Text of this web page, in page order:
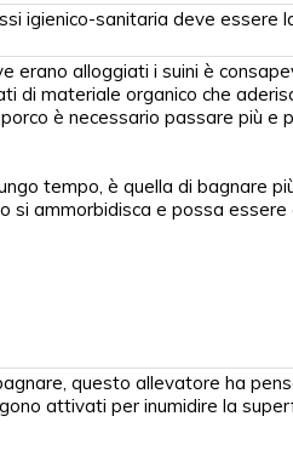
igienico-sanitaria deve essere
erano alloggiati i suini è
di materiale organico che
è necessario passare più e
tempo, è quella di bagnare
si ammorbidisca e possa
questo allevatore ha
attivati per inumidire la